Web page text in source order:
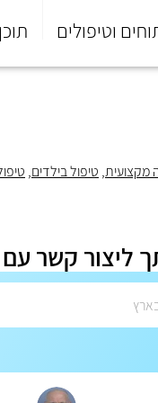
וטיפולים תוכן
מקצועית, טיפול בילדים,
ליצור קשר